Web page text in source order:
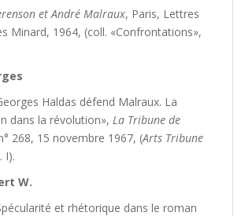
et André Malraux, Paris, Lettres
Minard, 1964, (coll. «Confrontations»,
Haldas défend Malraux. La
dans la révolution», La Tribune de
268, 15 novembre 1967, (Arts Tribune
I).
W.
et rhétorique dans le roman